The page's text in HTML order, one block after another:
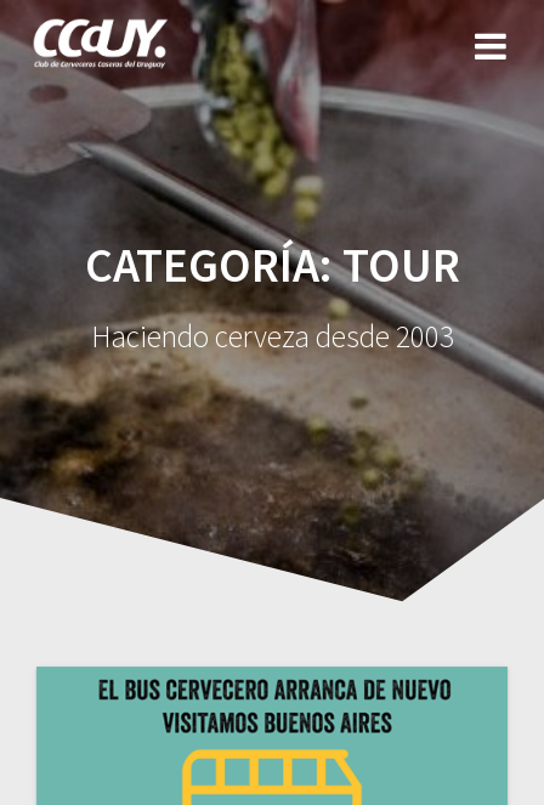
Saltar
contenido
CATEGORÍA:TOUR
Haciendo cerveza desde 2003